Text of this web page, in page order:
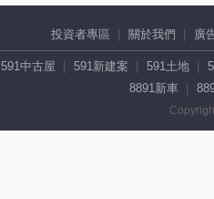
投資者專區 關於我們 廣
591中古屋 591新建案 591土地
8891新車